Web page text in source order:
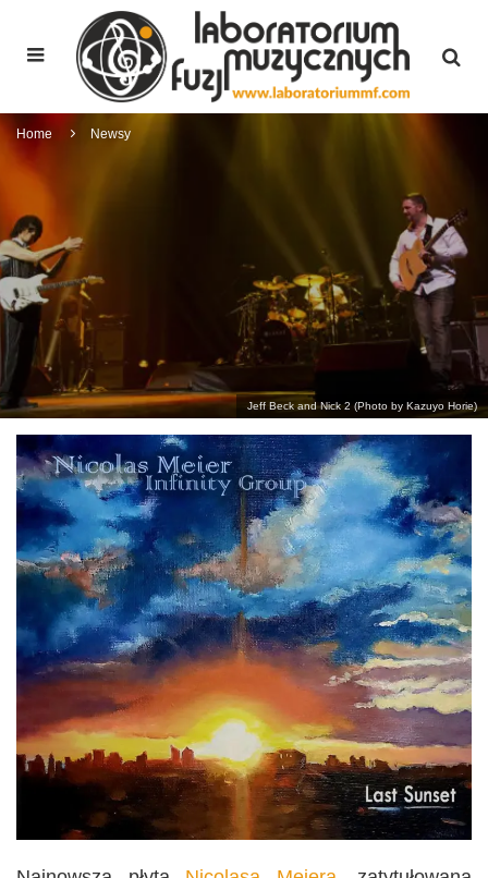
Home Newsy
Jeff Beck and Nick 2 (Photo by Kazuyo Horie)